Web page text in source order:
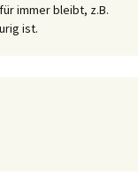
immer bleibt, z.B.
ist.